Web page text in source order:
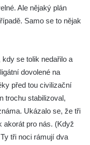
Ale nějaký plán
Samo se to nějak
se tolik nedařilo a
dovolené na
před tou civilizační
trochu stabilizoval,
Ukázalo se, že tři
akorát pro nás. (Když
tři noci rámují dva